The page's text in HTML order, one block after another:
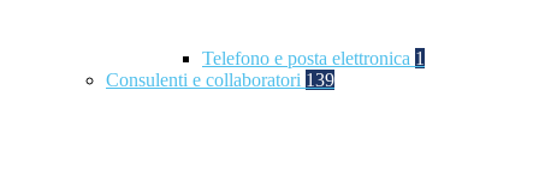
Telefono e posta elettronica 1
Consulenti e collaboratori 139